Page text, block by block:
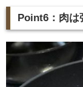
Point6：肉